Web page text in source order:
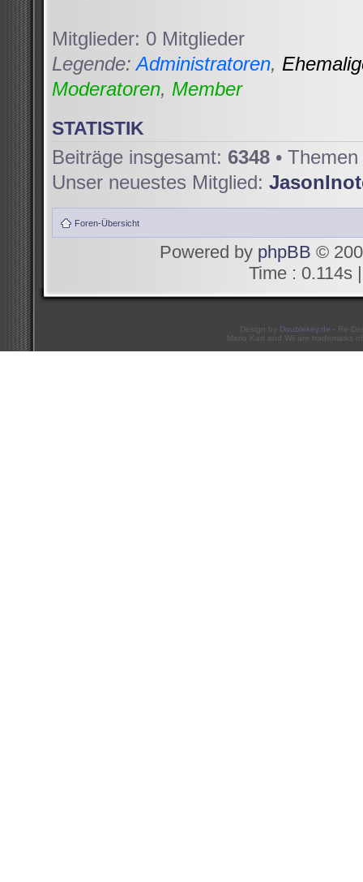
Mitglieder: 0 Mitglieder
Legende:Administratoren,
Moderatoren, Member
STATISTIK
Beiträge insgesamt: 6348 •
Unser neuestes Mitglied:
Foren-Übersicht
Powered by phpBB ©
Time : 0.114s
Design by Doublekey.de - Re-
Mario Kart and Wii are trademarks